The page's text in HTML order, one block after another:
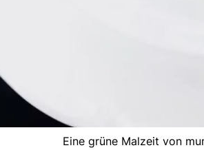
Eine grüne Malzeit von